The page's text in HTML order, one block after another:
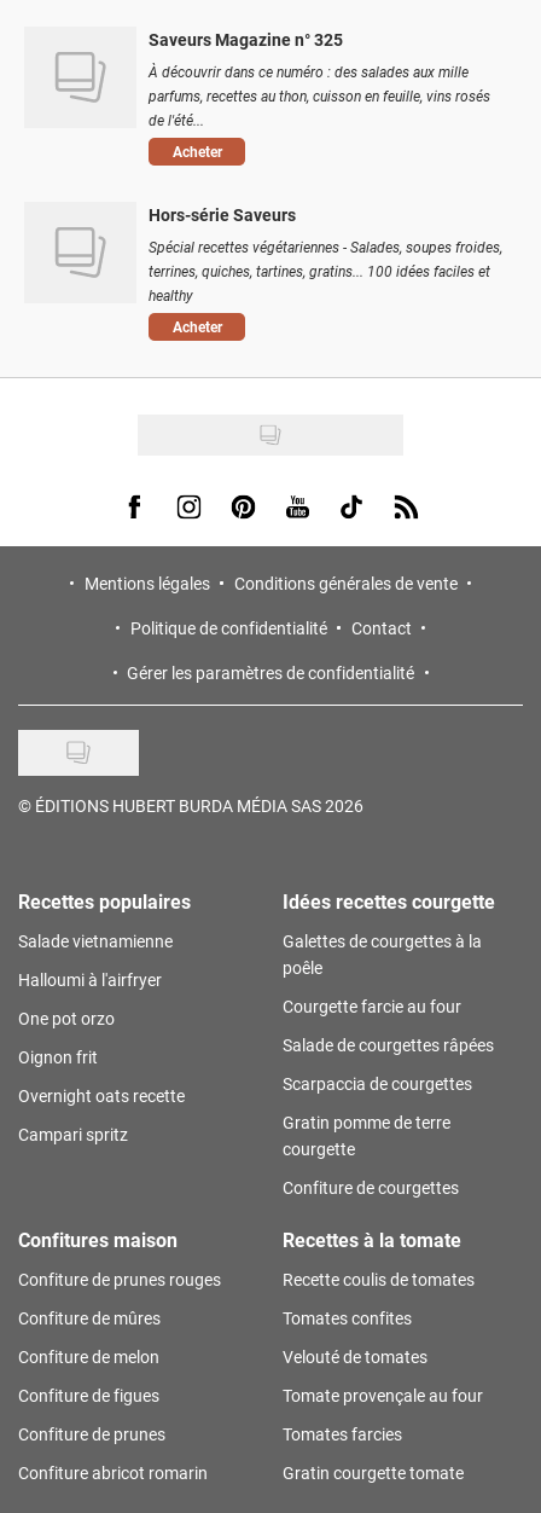
Saveurs Magazine n° 325
À découvrir dans ce numéro : des salades aux mille
parfums, recettes au thon, cuisson en feuille, vins rosés
de l'été...
Acheter
Hors-série Saveurs
Spécial recettes végétariennes - Salades, soupes froides,
terrines, quiches, tartines, gratins... 100 idées faciles et
healthy
Acheter
Visit us on Facebook
Visit us on Instagram
Visit us on Pinterest
Visit us on Youtube
Visit us on Tiktok
Visit us on Rss
Mentions légales
Conditions générales de vente
Politique de confidentialité
Contact
Gérer les paramètres de confidentialité
© ÉDITIONS HUBERT BURDA MÉDIA SAS 2026
Recettes populaires
Salade vietnamienne
Halloumi à l'airfryer
One pot orzo
Oignon frit
Overnight oats recette
Campari spritz
Idées recettes courgette
Galettes de courgettes à la
poêle
Courgette farcie au four
Salade de courgettes râpées
Scarpaccia de courgettes
Gratin pomme de terre
courgette
Confiture de courgettes
Confitures maison
Confiture de prunes rouges
Confiture de mûres
Confiture de melon
Confiture de figues
Confiture de prunes
Confiture abricot romarin
Recettes à la tomate
Recette coulis de tomates
Tomates confites
Velouté de tomates
Tomate provençale au four
Tomates farcies
Gratin courgette tomate